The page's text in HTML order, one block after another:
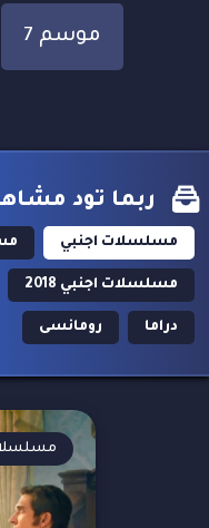
موسم 7
ربما تود
مسلسلات اجنبي
مسلسلات اجنبي 2018
دراما رومانسى